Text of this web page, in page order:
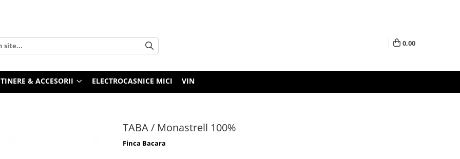
0,00
& ACCESORII ELECTROCASNICE MICI VIN
TABA / Monastrell 100%
Finca Bacara